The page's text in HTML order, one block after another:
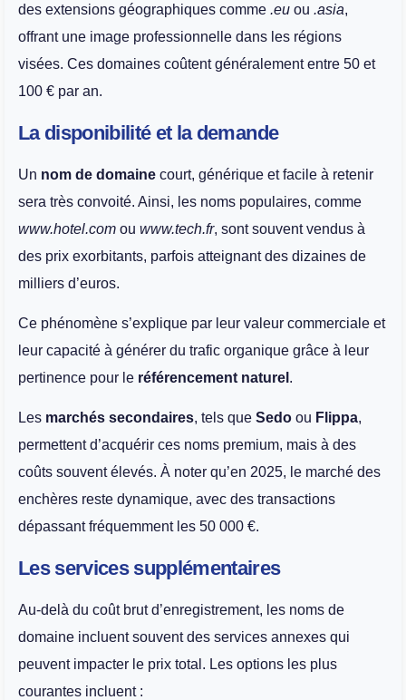
des extensions géographiques comme .eu ou .asia,
offrant une image professionnelle dans les régions
visées. Ces domaines coûtent généralement entre 50 et
100 € par an.
La disponibilité et la demande
Un nom de domaine court, générique et facile à retenir
sera très convoité. Ainsi, les noms populaires, comme
www.hotel.com ou www.tech.fr, sont souvent vendus à
des prix exorbitants, parfois atteignant des dizaines de
milliers d’euros.
Ce phénomène s’explique par leur valeur commerciale et
leur capacité à générer du trafic organique grâce à leur
pertinence pour le référencement naturel .
Les marchés secondaires, tels que Sedo ou Flippa,
permettent d’acquérir ces noms premium, mais à des
coûts souvent élevés. À noter qu’en 2025, le marché des
enchères reste dynamique, avec des transactions
dépassant fréquemment les 50 000 €.
Les services supplémentaires
Au-delà du coût brut d’enregistrement, les noms de
domaine incluent souvent des services annexes qui
peuvent impacter le prix total. Les options les plus
courantes incluent :